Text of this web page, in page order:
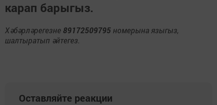
карап барыгыз.
Хәбәрләрегезне 89172509795 номерына языгыз,
шалтыратып әйтегез.
Оставляйте реакции